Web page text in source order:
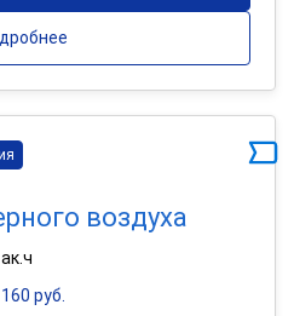
воздуха
руб.